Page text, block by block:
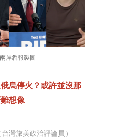
岸犇報製圖
烏停火？或許並沒那
想像
灣旅美政治評論員）